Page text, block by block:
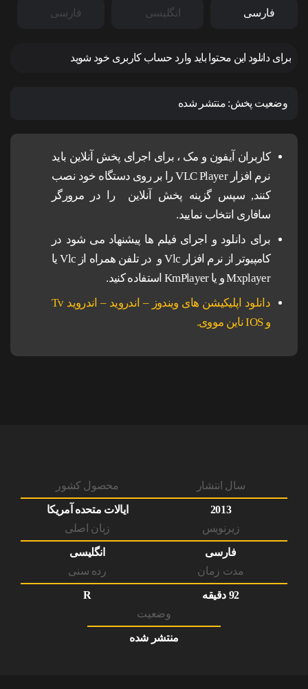
فارسی انگلیسی فارسی
برای دانلود این محتوا باید وارد حساب کاربری خود شوید
وضعیت پخش: منتشر شده
کاربران آیفون و مک ، برای اجرای پخش آنلاین باید
نرم افزار VLC Player را بر روی دستگاه خود نصب
کنند, سپس گزینه پخش آنلاین را در مرورگر
سافاری انتخاب نمایید.
برای دانلود و اجرای فیلم ها پیشنهاد می شود در
کامپیوتر از نرم افزار Vlc و در تلفن همراه از Vlc یا
Mxplayer و یا KmPlayer استفاده کنید.
دانلود اپلیکیشن های ویندوز – اندروید – اندروید Tv
و IOS ناین مووی.
سال انتشار
2013
محصول کشور
ایالات متحده آمریکا
زیرنویس
فارسی
زبان اصلی
انگلیسی
مدت زمان
92 دقیقه
رده سنی
R
وضعیت
منتشر شده